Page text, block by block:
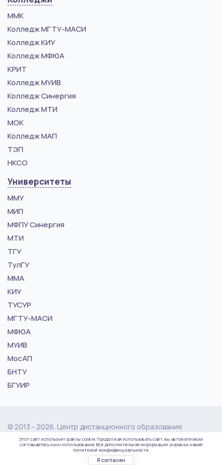
ММК
Колледж МГТУ-МАСИ
Колледж КИУ
Колледж МФЮА
КРИТ
Колледж МУИВ
Колледж Синергия
Колледж МТИ
МОК
Колледж МАП
ТЭП
НКСО
Университеты
ММУ
МИП
МФПУ Синергия
МТИ
ТГУ
ТулГУ
ММА
КИУ
ТУСУР
МГТУ-МАСИ
МФЮА
МУИВ
МосАП
БНТУ
БГУИР
© 2013 - 2026. Центр дистанционного образования
Политика конфиденциальности
Этот сайт использует файлы cookie. Продолжая использовать сайт, вы автоматически
соглашаетесь на их использование. Вся дополнительная информация указана в нашей
политикой конфиденциальности.
Я согласен